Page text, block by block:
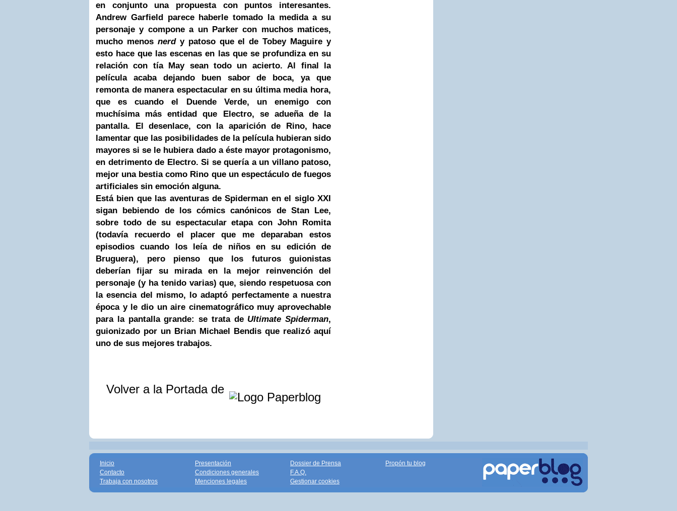
en conjunto una propuesta con puntos interesantes.
Andrew Garfieldparece haberle tomado la medida a su
personaje y compone a un Parker con muchos matices,
mucho menos nerdy patoso que el deTobey Maguire y
esto hace que las escenas en las que se profundiza en su
relación con tía May sean todo un acierto. Al final la
película acaba dejando buen sabor de boca, ya que
remonta de manera espectacular en su última media hora,
que es cuando el Duende Verde, un enemigo con
muchísima más entidad que Electro, se adueña de la
pantalla. El desenlace, con la aparición de Rino, hace
lamentar que las posibilidades de la película hubieran sido
mayores si se le hubiera dado a éste mayor protagonismo,
en detrimento de Electro. Si se quería a un villano patoso,
mejor una bestia como Rino que un espectáculo de fuegos
artificiales sin emoción alguna.
Está bien que las aventuras de Spiderman en el siglo XXI
sigan bebiendo de los cómics canónicos de Stan Lee,
sobre todo de su espectacular etapa con John Romita
(todavía recuerdo el placer que me deparaban estos
episodios cuando los leía de niños en su edición de
Bruguera), pero pienso que los futuros guionistas
deberían fijar su mirada en la mejor reinvención del
personaje (y ha tenido varias) que, siendo respetuosa con
la esencia del mismo, lo adaptó perfectamente a nuestra
época y le dio un aire cinematográfico muy aprovechable
para la pantalla grande: se trata de Ultimate Spiderman,
guionizado por un Brian Michael Bendis que realizó aquí
uno de sus mejores trabajos.
Volver a la Portada de
Inicio
Contacto
Trabaja con nosotros
Presentación
Condiciones generales
Menciones legales
Dossier de Prensa
F.A.Q.
Gestionar cookies
Propón tu blog